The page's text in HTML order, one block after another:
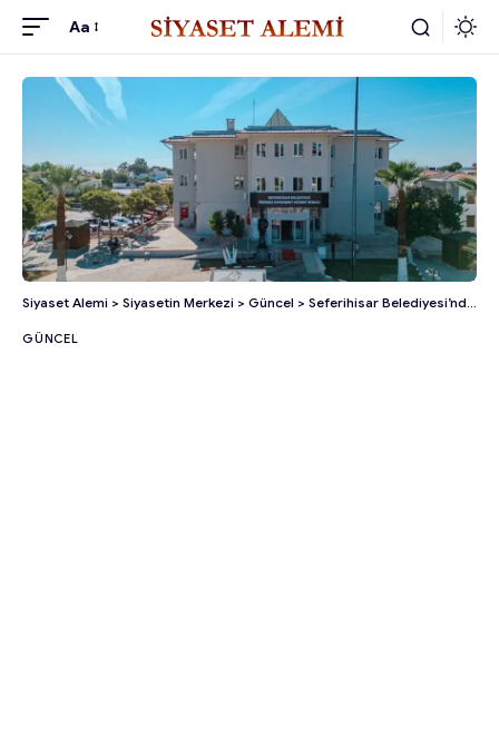
Aa
Siyaset Alemi > Siyasetin Merkezi > Güncel > Seferihisar Belediyesi’nde Rüşvet Soruşturması Derinleşiyor!
GÜNCEL